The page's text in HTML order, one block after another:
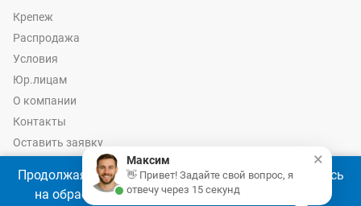
Крепеж
Распродажа
Условия
Юр.лицам
О компании
Контакты
Оставить заявку
Калькулятор крепежа
Продолжая использовать наш сайт, Вы соглашаетесь
на обработку файлов cookie 🍪 в соответствии с
×
Максим
👋 Привет! Задайте свой вопрос, я
отвечу через 15 секунд